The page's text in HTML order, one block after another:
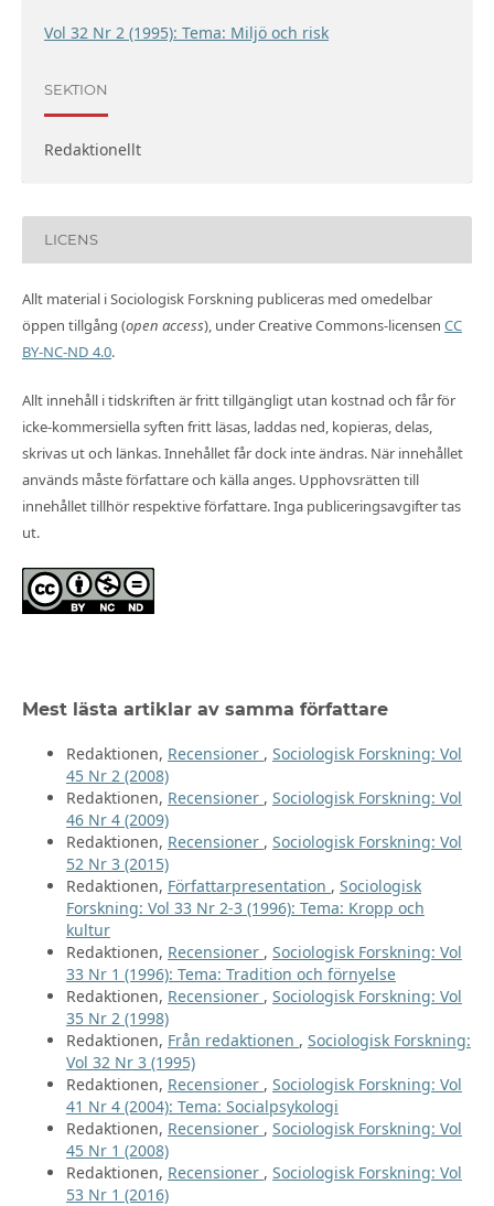
Vol 32 Nr 2 (1995): Tema: Miljö och risk
SEKTION
Redaktionellt
LICENS
Allt material i Sociologisk Forskning publiceras med omedelbar
öppen tillgång (open access), under Creative Commons-licensen CC
BY-NC-ND 4.0.
Allt innehåll i tidskriften är fritt tillgängligt utan kostnad och får för
icke-kommersiella syften fritt läsas, laddas ned, kopieras, delas,
skrivas ut och länkas. Innehållet får dock inte ändras. När innehållet
används måste författare och källa anges. Upphovsrätten till
innehållet tillhör respektive författare. Inga publiceringsavgifter tas
ut.
Mest lästa artiklar av samma författare
Redaktionen, Recensioner , Sociologisk Forskning: Vol
45 Nr 2 (2008)
Redaktionen, Recensioner , Sociologisk Forskning: Vol
46 Nr 4 (2009)
Redaktionen, Recensioner , Sociologisk Forskning: Vol
52 Nr 3 (2015)
Redaktionen, Författarpresentation , Sociologisk
Forskning: Vol 33 Nr 2-3 (1996): Tema: Kropp och
kultur
Redaktionen, Recensioner , Sociologisk Forskning: Vol
33 Nr 1 (1996): Tema: Tradition och förnyelse
Redaktionen, Recensioner , Sociologisk Forskning: Vol
35 Nr 2 (1998)
Redaktionen, Från redaktionen , Sociologisk Forskning:
Vol 32 Nr 3 (1995)
Redaktionen, Recensioner , Sociologisk Forskning: Vol
41 Nr 4 (2004): Tema: Socialpsykologi
Redaktionen, Recensioner , Sociologisk Forskning: Vol
45 Nr 1 (2008)
Redaktionen, Recensioner , Sociologisk Forskning: Vol
53 Nr 1 (2016)